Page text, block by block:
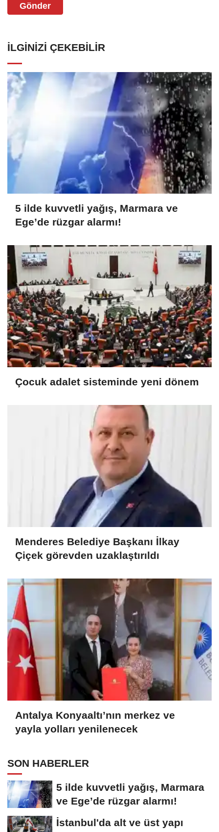
Gönder
İLGINIZI ÇEKEBILIR
5 ilde kuvvetli yağış, Marmara ve
Ege’de rüzgar alarmı!
Çocuk adalet sisteminde yeni dönem
Menderes Belediye Başkanı İlkay
Çiçek görevden uzaklaştırıldı
Antalya Konyaaltı’nın merkez ve
yayla yolları yenilenecek
SON HABERLER
5 ilde kuvvetli yağış, Marmara
ve Ege’de rüzgar alarmı!
İstanbul'da alt ve üst yapı